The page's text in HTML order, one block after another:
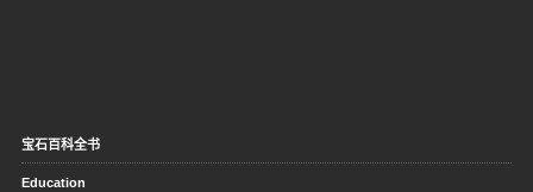
宝石百科全书
Education